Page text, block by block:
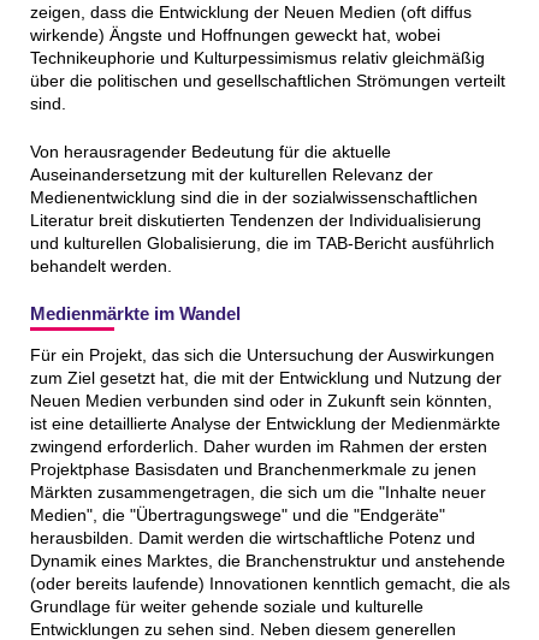
zeigen, dass die Entwicklung der Neuen Medien (oft diffus
wirkende) Ängste und Hoffnungen geweckt hat, wobei
Technikeuphorie und Kulturpessimismus relativ gleichmäßig
über die politischen und gesellschaftlichen Strömungen verteilt
sind.
Von herausragender Bedeutung für die aktuelle
Auseinandersetzung mit der kulturellen Relevanz der
Medienentwicklung sind die in der sozialwissenschaftlichen
Literatur breit diskutierten Tendenzen der Individualisierung
und kulturellen Globalisierung, die im TAB-Bericht ausführlich
behandelt werden.
Medienmärkte im Wandel
Für ein Projekt, das sich die Untersuchung der Auswirkungen
zum Ziel gesetzt hat, die mit der Entwicklung und Nutzung der
Neuen Medien verbunden sind oder in Zukunft sein könnten,
ist eine detaillierte Analyse der Entwicklung der Medienmärkte
zwingend erforderlich. Daher wurden im Rahmen der ersten
Projektphase Basisdaten und Branchenmerkmale zu jenen
Märkten zusammengetragen, die sich um die "Inhalte neuer
Medien", die "Übertragungswege" und die "Endgeräte"
herausbilden. Damit werden die wirtschaftliche Potenz und
Dynamik eines Marktes, die Branchenstruktur und anstehende
(oder bereits laufende) Innovationen kenntlich gemacht, die als
Grundlage für weiter gehende soziale und kulturelle
Entwicklungen zu sehen sind. Neben diesem generellen